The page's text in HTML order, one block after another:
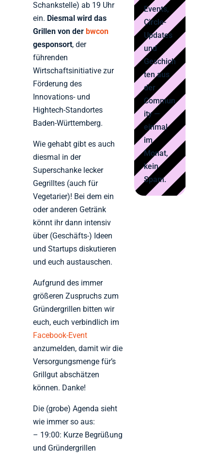
Schankstelle) ab 19 Uhr
ein. Diesmal wird das
Grillen von der bwcon
gesponsort, der
führenden
Wirtschaftsinitiative zur
Förderung des
Innovations- und
Hightech-Standortes
Baden-Württemberg.
Wie gehabt gibt es auch
diesmal in der
Superschanke lecker
Gegrilltes (auch für
Vegetarier)! Bei dem ein
oder anderen Getränk
könnt ihr dann intensiv
über (Geschäfts-) Ideen
und Startups diskutieren
und euch austauschen.
Aufgrund des immer
größeren Zuspruchs zum
Gründergrillen bitten wir
euch, euch verbindlich im
Facebook-Event
anzumelden, damit wir die
Versorgungsmenge für’s
Grillgut abschätzen
können. Danke!
Die (grobe) Agenda sieht
wie immer so aus:
– 19:00: Kurze Begrüßung
und Gründergrillen
Events,
Circle-
Updates
und
Geschich
ten aus
der
Commun
ity —
einmal
im
Monat,
kein
Spam.